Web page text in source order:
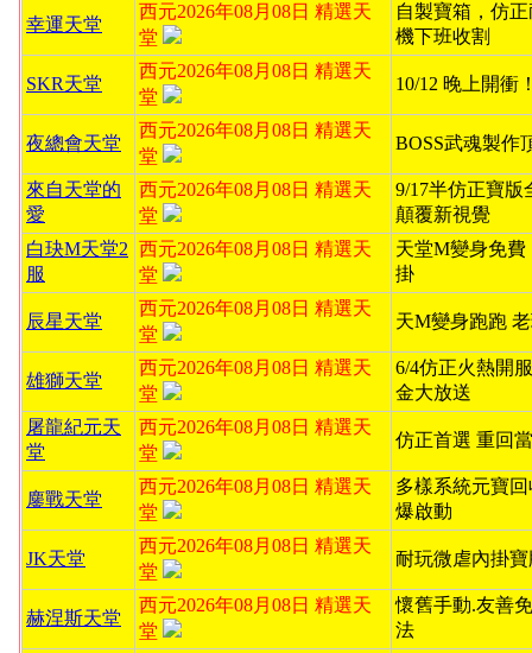
幸運天堂
西元2026年08月08日 精選天
堂
自製寶箱，仿
機下班收割
SKR天堂
西元2026年08月08日 精選天
堂
10/12 晚上開衝
夜總會天堂
西元2026年08月08日 精選天
堂
BOSS武魂製作
來自天堂的
愛
西元2026年08月08日 精選天
堂
9/17半仿正寶版
顛覆新視覺
白玦M天堂2
服
西元2026年08月08日 精選天
堂
天堂M變身免費
掛
辰星天堂
西元2026年08月08日 精選天
堂
天M變身跑跑
雄獅天堂
西元2026年08月08日 精選天
堂
6/4仿正火熱開
金大放送
屠龍紀元天
堂
西元2026年08月08日 精選天
堂
仿正首選 重回
鏖戰天堂
西元2026年08月08日 精選天
堂
多樣系統元寶
爆啟動
JK天堂
西元2026年08月08日 精選天
堂
耐玩微虐內掛
赫涅斯天堂
西元2026年08月08日 精選天
堂
懷舊手動.友善
法